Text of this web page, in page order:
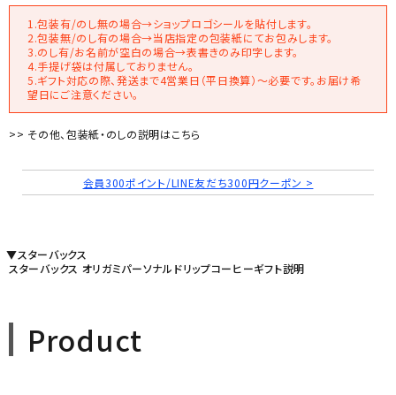
1.包装有/のし無の場合→ショップロゴシールを貼付します。
2.包装無/のし有の場合→当店指定の包装紙にてお包みします。
3.のし有/お名前が空白の場合→表書きのみ印字します。
4.手提げ袋は付属しておりません。
5.ギフト対応の際、発送まで4営業日（平日換算）～必要です。お届け希
望日にご注意ください。
>> その他、包装紙・のしの説明はこちら
会員300ポイント/LINE友だち300円クーポン >
▼スターバックス
スターバックス オリガミパーソナルドリップコーヒーギフト説明
Product